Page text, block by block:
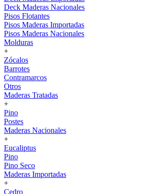
Deck Maderas Nacionales
Pisos Flotantes
Pisos Maderas Importadas
Pisos Maderas Nacionales
Molduras
+
Zócalos
Barrotes
Contramarcos
Otros
Maderas Tratadas
+
Pino
Postes
Maderas Nacionales
+
Eucaliptus
Pino
Pino Seco
Maderas Importadas
+
Cedro